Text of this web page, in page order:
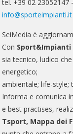
tel. +39 02 23052147
info@sporteimpianti.it
SeiMedia è
Con Sport&Impianti
sia tecnico, ludico
energetico;
ambientale; life-style;
Informa e comunica
e best practises,
Tsport, Mappa dei